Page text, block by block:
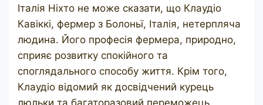
Італія Ніхто не може сказати, що Клаудіо
Кавіккі, фермер з Болоньї, Італія, нетерпляча
людина. Його професія фермера, природно,
сприяє розвитку спокійного та
споглядального способу життя. Крім того,
Клаудіо відомий як досвідчений курець